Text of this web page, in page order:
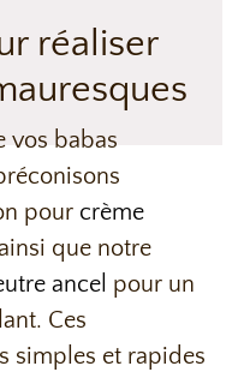
réaliser
vos babas
pour crème
que notre
ancel pour un
Ces
simples et rapides